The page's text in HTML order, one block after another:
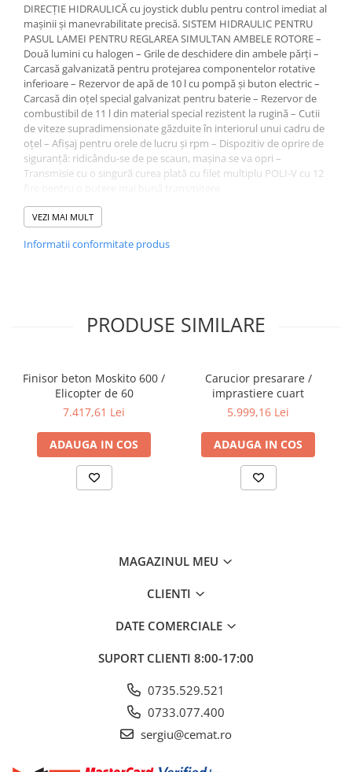
DIRECȚIE HIDRAULICĂ cu joystick dublu pentru control imediat al
mașinii și manevrabilitate precisă. SISTEM HIDRAULIC PENTRU
PASUL LAMEI PENTRU REGLAREA SIMULTAN AMBELE ROTORE –
Două lumini cu halogen – Grile de deschidere din ambele părți –
Carcasă galvanizată pentru protejarea componentelor rotative
inferioare – Rezervor de apă de 10 l cu pompă și buton electric –
Carcasă din oțel special galvanizat pentru baterie – Rezervor de
combustibil de 11 l din material special rezistent la rugină – Cutii
de viteze supradimensionate găzduite în interiorul unui cadru de
oțel – Afișaj pentru orele de lucru și rpm – Dispozitiv de oprire de
siguranță: ridicându-se de pe scaun, mașina se va opri –
Transmisie cu o singură curea plată cu filet multiplu POLI-V cu 12
Model DUPLEX 1250/H
Tigaie plutitoare mm 1200
Viteza lamei rpm 95
Pornire Electric
Consum de combustibil l/h 8
Capacitate rezervor l 11
„Dimensiuni L x l x H mm” 2600 x 1240 x 980
Greutate Kg 370
VEZI MAI MULT
Informatii conformitate produs
PRODUSE SIMILARE
Finisor beton Moskito 600 /
Elicopter de 60
7.417,61 Lei
ADAUGA IN COS
Carucior presarare /
imprastiere cuart
5.999,16 Lei
ADAUGA IN COS
MAGAZINUL MEU
CLIENTI
DATE COMERCIALE
SUPORT CLIENTI 8:00-17:00
0735.529.521
0733.077.400
sergiu@cemat.ro